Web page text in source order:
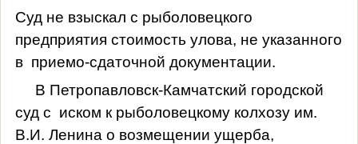
Суд не взыскал с рыболовецкого
предприятия стоимость улова, не указанного
в приемо-сдаточной документации.
В Петропавловск-Камчатский городской
суд с иском к рыболовецкому колхозу им.
В.И. Ленина о возмещении ущерба,